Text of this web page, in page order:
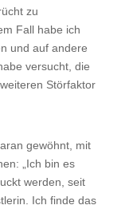
zu
Fall habe ich
und auf andere
versucht, die
Störfaktor
gewöhnt, mit
„Ich bin es
werden, seit
Ich finde das